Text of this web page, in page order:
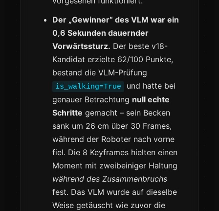
Der „Gewinner“ des VLM war ein
0,6 Sekunden dauernder
Vorwärtssturz. Der beste v18-
Kandidat erzielte 62/100 Punkte,
bestand die VLM-Prüfung
is_walking=True
und hatte bei
genauer Betrachtung null echte
Schritte gemacht – sein Becken
sank um 26 cm über 30 Frames,
während der Roboter nach vorne
fiel. Die 8 Keyframes hielten einen
Moment mit zweibeiniger Haltung
während des Zusammenbruchs
fest. Das VLM wurde auf dieselbe
Weise getäuscht wie zuvor die